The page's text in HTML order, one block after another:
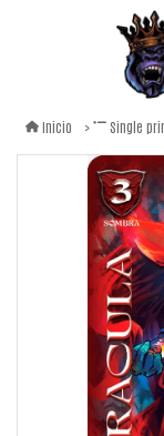
Inicio Single